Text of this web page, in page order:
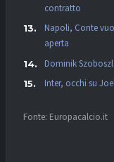
contratto
Napoli, Conte
aperta
Dominik
Inter, occhi su
Fonte: Europacalcio.it